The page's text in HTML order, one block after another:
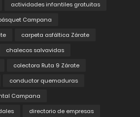
actividades infantiles gratuitas
Campana
carpeta asfáltica Zárate
chalecos salvavidas
colectora Ruta 9 Zárate
conductor quemaduras
Campana
directorio de empresas